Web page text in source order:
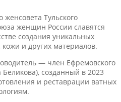
Тульского
женщин России славятся
создания уникальных
и других материалов.
— член Ефремовского
созданный в 2023
и реставрации ватных